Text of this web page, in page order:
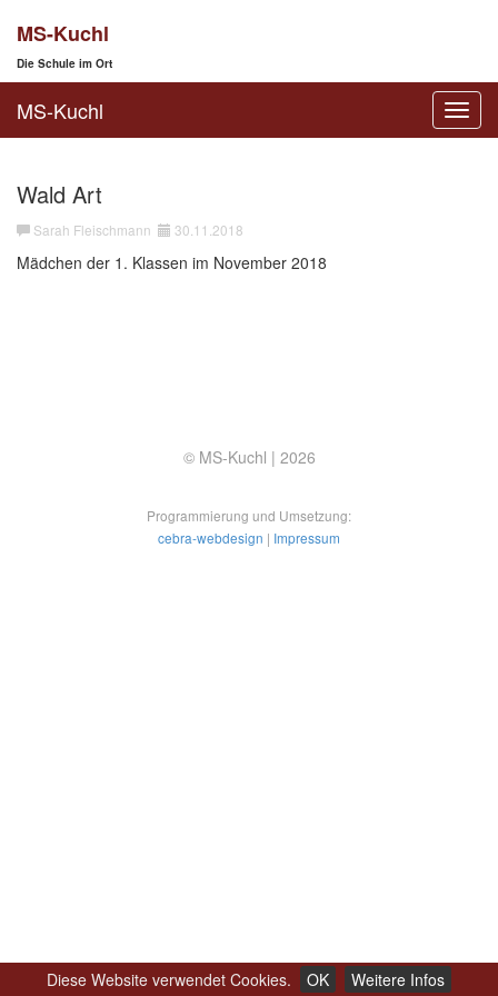
Diese Website verwendet Cookies. OK Weitere Infos
MS-Kuchl
Die Schule im Ort
MS-Kuchl
Wald Art
Sarah Fleischmann 30.11.2018
Mädchen der 1. Klassen im November 2018
© MS-Kuchl | 2026
Programmierung und Umsetzung:
cebra-webdesign | Impressum